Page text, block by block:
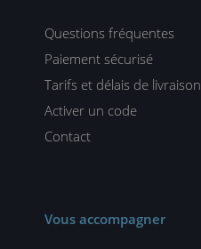
Questions fréquentes
Paiement sécurisé
Tarifs et délais de livraison
Activer un code
Contact
Vous accompagner